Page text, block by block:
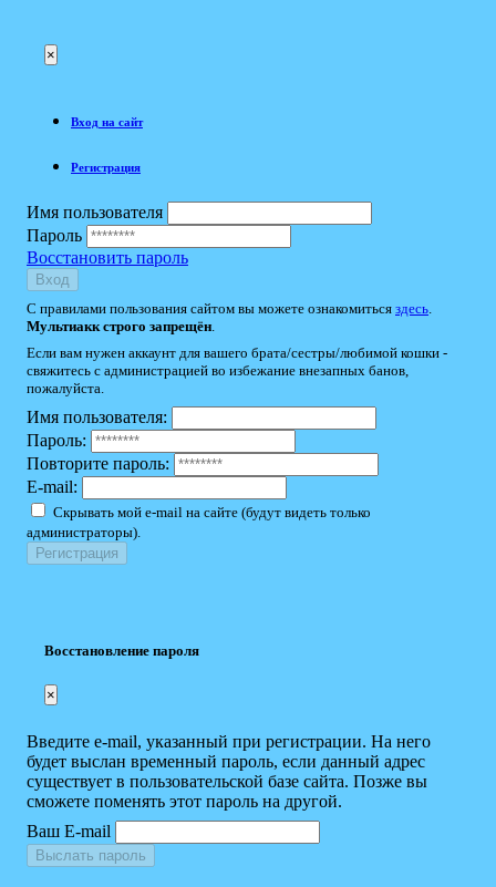
×
Вход на сайт
Регистрация
Имя пользователя
Пароль
Восстановить пароль
Вход
С правилами пользования сайтом вы можете ознакомиться здесь
Мультиакк строго запрещён
Если вам нужен аккаунт для вашего брата/сестры/любимой кошки -
свяжитесь с администрацией во избежание внезапных банов,
пожалуйста.
Имя пользователя:
Пароль:
Повторите пароль:
E-mail:
Скрывать мой e-mail на сайте (будут видеть только
администраторы).
Восстановление пароля
×
Введите e-mail, указанный при регистрации. На него
будет выслан временный пароль, если данный адрес
существует в пользовательской базе сайта. Позже вы
сможете поменять этот пароль на другой.
Ваш E-mail
Выслать пароль